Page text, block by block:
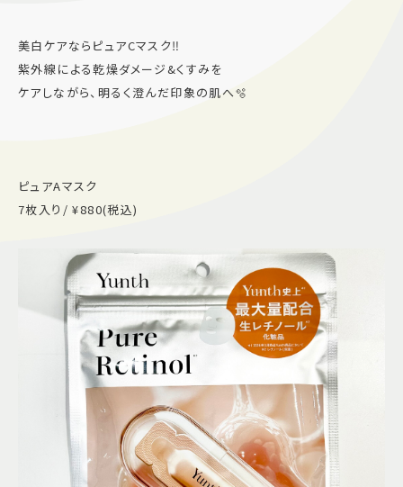
美白ケアならピュアCマスク‼️
紫外線による乾燥ダメージ&くすみを
ケアしながら、明るく澄んだ印象の肌へ🫧
ピュアAマスク
7枚入り/ ¥880(税込)